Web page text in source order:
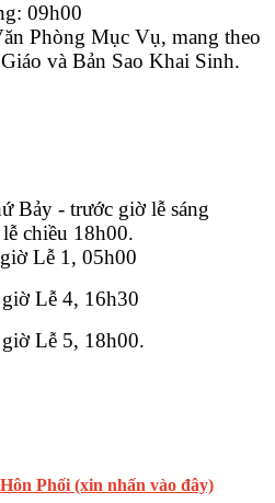
09h00
Phòng Mục Vụ, mang theo
và Bản Sao Khai Sinh.
Bảy - trước giờ lễ sáng
chiều 18h00.
Lễ 1, 05h00
4, 16h30
5, 18h00.
Phối (xin nhấn vào đây)